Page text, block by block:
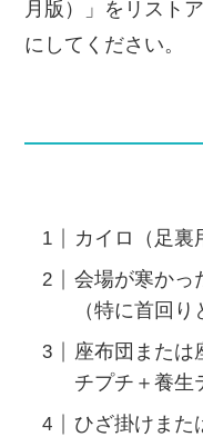
月版）」をリスト
にしてください。
カイロ（足裏
会場が寒かっ
（特に首回り
座布団または
チプチ＋養生
ひざ掛けまた